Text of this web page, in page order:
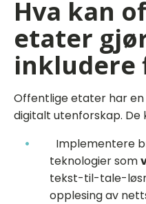
Hva kan
etater
inkludere
Offentlige etater har
digitalt utenforskap. De
Implementere
teknologier som
tekst-til-tale-
opplesing av